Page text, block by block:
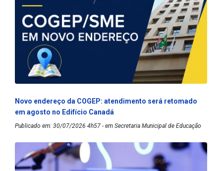
Novo endereço da COGEP: atendimento será retomado
em agosto no Edifício Canadá
Publicado em: 30/07/2026 4h57 - em Secretaria Municipal de Educação